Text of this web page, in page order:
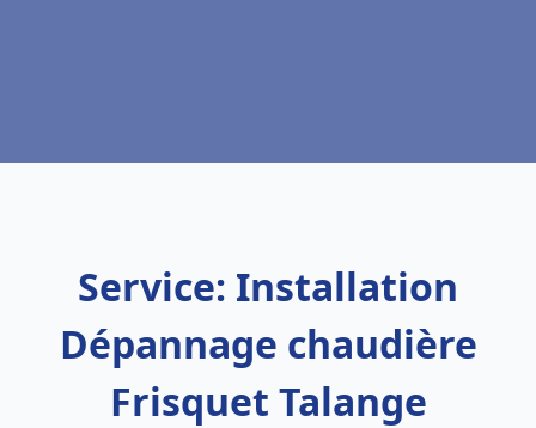
Service: Installation
Dépannage chaudière
Frisquet Talange